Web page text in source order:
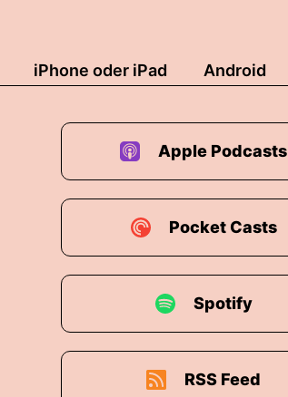
das verstehen.
iPhone oder iPad Android
Apple Podcasts
Pocket Casts
Spotify
RSS Feed